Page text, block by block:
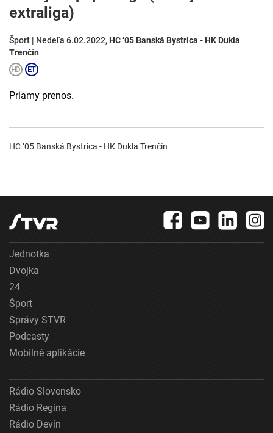
extraliga)
Šport | Nedeľa 6.02.2022, HC ‘05 Banská Bystrica - HK Dukla
Trenčín
Priamy prenos.
HC ‘05 Banská Bystrica - HK Dukla Trenčín
Jednotka
Dvojka
24
Šport
Správy STVR
Podcasty
Mobilné aplikácie
Rádio Slovensko
Rádio Regina
Rádio Devín